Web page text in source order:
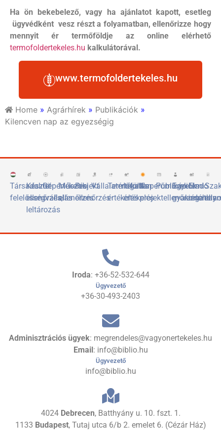
Ha ön bekebelező, vagy ha ajánlatot kapott, esetleg
ügyvédként vesz részt a folyamatban, ellenőrizze hogy
mennyit ér termőföldje az online elérhető
termofoldertekeles.hu kalkulátorával.
www.termofoldertekeles.hu
Home » Agrárhírek » Publikációk »
Kilencven nap az egyezségig
Társadalmi
felelősségvállalás
Készlet
ellenőrzés,
leltározás
Gépértékelés
Műszaki
ellenőrzés
Projekt
ellenőrzés
Vállalatértékelés
Termőföld
értékelés
Ingatlan
értékelés
Naperőművek
projektellenőrzése
Publikációk
Egyetemi
gyakorlóhely
Eladó
Iroda: +36-52-532-644
Ügyvezető
+36-30-493-2403
Adminisztrációs ügyek: megrendeles@vagyonertekeles.hu
Email : info@biblio.hu
Ügyvezető
info@biblio.hu
4024 Debrecen, Batthyány u. 10. fszt. 1.
1133 Budapest, Tutaj utca 6/b 2. emelet 6. (Cézár Ház)